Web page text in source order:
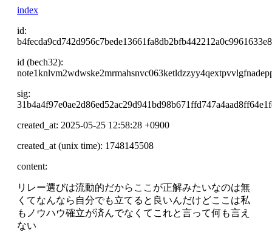
index
id:
id (bech32):
sig:
created_at: 2025-05-25 12:58:28 +0900
created_at (unix time): 1748145508
content:
リレー選びは流動的だからここが正解みたいなのは無
くてなんなら自分でも立てると良いんだけどここは私
もノウハウ確立が済んでなくてこれと言って何も言え
ない